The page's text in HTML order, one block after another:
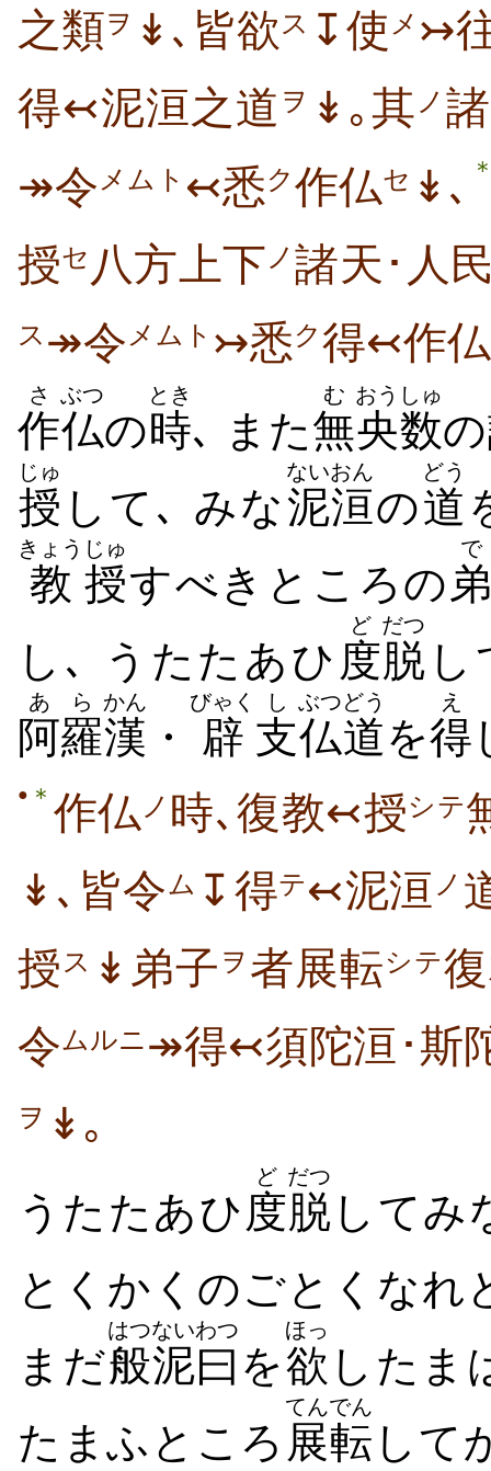
之類ヲ ↡､皆欲 ス ↧使 メ ↣
得↢泥洹之道 ヲ ↡｡其 ノ
↠令 メムト ↢悉ク作仏セ ↡､
授セ 八方上下 ノ 諸天･人
ス ↠令 メムト ↣悉ク得↢作仏
作
さ
仏
ぶつ
の時
とき
､ また無
む
央数
おうしゅ
の
授
じゅ
して､ みな泥洹
ないおん
の道
どう
教
きょう
授
じゅ
すべきところの
し､ うたたあひ 度
ど
脱
だつ
し
阿羅
あら
漢
かん
・ 辟
びゃく
支
し
仏道
ぶつどう
を得
え
● ＊ 作仏 ノ 時､復教↢授シテ
↡､皆令 ム ↧得テ↢泥洹 ノ
授 ス ↡弟子 ヲ 者展転シテ
令 ムルニ ↠得↢須陀洹･斯
ヲ ↡｡
うたたあひ度
ど
脱
だつ
してみ
とくかくのごとくなれ
まだ般
はつ
泥曰
ないわつ
を欲
ほっ
したま
たまふところ 展転
てんでん
して